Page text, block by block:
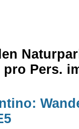
pro Pers.